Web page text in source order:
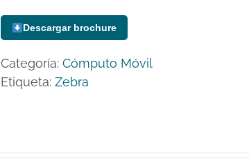
Descargar brochure
Categoría: Cómputo Móvil
Etiqueta: Zebra